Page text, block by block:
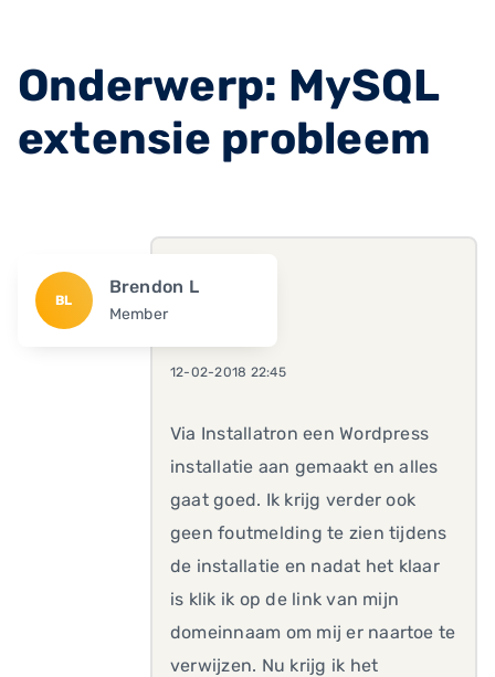
Onderwerp: MySQL
extensie probleem
BL
Brendon L
Member
12-02-2018 22:45
Via Installatron een Wordpress
installatie aan gemaakt en alles
gaat goed. Ik krijg verder ook
geen foutmelding te zien tijdens
de installatie en nadat het klaar
is klik ik op de link van mijn
domeinnaam om mij er naartoe te
verwijzen. Nu krijg ik het